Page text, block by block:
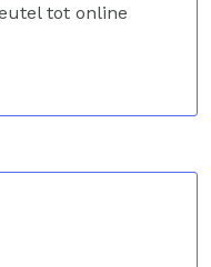
tot online